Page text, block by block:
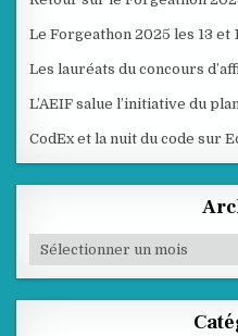
Le Forgeathon 2025 les 13 et
Les lauréats du concours
L’AEIF salue l’initiative du
CodEx et la nuit du code sur
Archives